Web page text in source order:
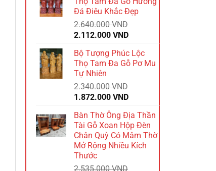
1.740.000 VND.là:
1.392.000 VND.
Đá Điêu Khắc Đẹp
2.640.000VND
Giá
là:
2.640.000 VND.
2.112.000VNDGiá
tại
là:
Bộ Tượng Phúc Lộc
Thọ Tam Đa Gỗ Pơ Mu
Tự Nhiên
2.340.000VND
Giá
là:
2.340.000 VND.
1.872.000VNDGiá
tại
là:
1.872.000 VND.
Bàn Thờ Ông Địa Thần
Tài Gỗ Xoan Hộp Đèn
Chân Quỳ Có Mâm Thờ
Mở Rộng Nhiều Kích
Thước
2.535.000VND